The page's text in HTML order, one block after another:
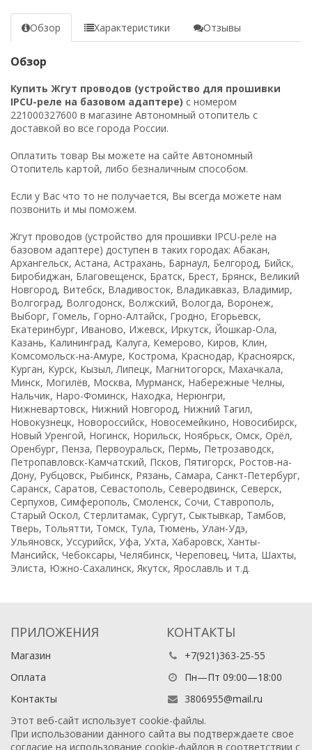
Обзор Характеристики Отзывы
Обзор
Купить Жгут проводов (устройство для прошивки
IPCU-реле на базовом адаптере) с номером
221000327600 в магазине Автономный отопитель с
доставкой во все города России.
Оплатить товар Вы можете на сайте Автономный
Отопитель картой, либо безналичным способом.
Если у Вас что то не получается, Вы всегда можете нам
позвонить и мы поможем.
Жгут проводов (устройство для прошивки IPCU-реле на
базовом адаптере) доступен в таких городах: Абакан,
Архангельск, Астана, Астрахань, Барнаул, Белгород, Бийск,
Биробиджан, Благовещенск, Братск, Брест, Брянск, Великий
Новгород, Витебск, Владивосток, Владикавказ, Владимир,
Волгоград, Волгодонск, Волжский, Вологда, Воронеж,
Выборг, Гомель, Горно-Алтайск, Гродно, Егорьевск,
Екатеринбург, Иваново, Ижевск, Иркутск, Йошкар-Ола,
Казань, Калининград, Калуга, Кемерово, Киров, Клин,
Комсомольск-на-Амуре, Кострома, Краснодар, Красноярск,
Курган, Курск, Кызыл, Липецк, Магнитогорск, Махачкала,
Минск, Могилёв, Москва, Мурманск, Набережные Челны,
Нальчик, Наро-Фоминск, Находка, Нерюнгри,
Нижневартовск, Нижний Новгород, Нижний Тагил,
Новокузнецк, Новороссийск, Новосемейкино, Новосибирск,
Новый Уренгой, Ногинск, Норильск, Ноябрьск, Омск, Орёл,
Оренбург, Пенза, Первоуральск, Пермь, Петрозаводск,
Петропавловск-Камчатский, Псков, Пятигорск, Ростов-на-
Дону, Рубцовск, Рыбинск, Рязань, Самара, Санкт-Петербург,
Саранск, Саратов, Севастополь, Северодвинск, Северск,
Серпухов, Симферополь, Смоленск, Сочи, Ставрополь,
Старый Оскол, Стерлитамак, Сургут, Сыктывкар, Тамбов,
Тверь, Тольятти, Томск, Тула, Тюмень, Улан-Удэ,
Ульяновск, Уссурийск, Уфа, Ухта, Хабаровск, Ханты-
Мансийск, Чебоксары, Челябинск, Череповец, Чита, Шахты,
Элиста, Южно-Сахалинск, Якутск, Ярославль и т.д.
ПРИЛОЖЕНИЯ
Магазин
Оплата
Контакты
КОНТАКТЫ
+7(921)363-25-55
Пн—Пт 09:00—18:00
3806955@mail.ru
Этот веб-сайт использует cookie-файлы.
При использовании данного сайта вы подтверждаете свое
согласие на использование cookie-файлов в соответствии с